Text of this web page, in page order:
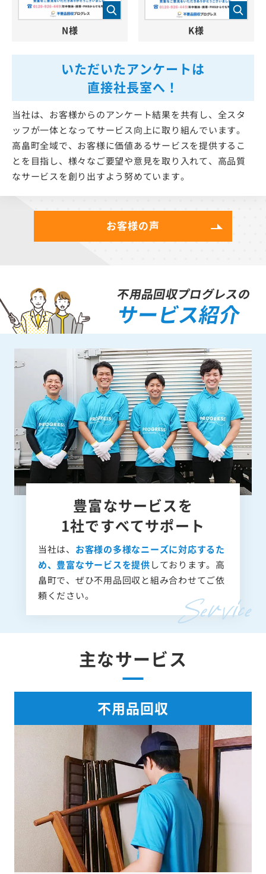
いただいたアンケートは
直接社長室へ！
当社は、お客様からのアンケート結果を共有し、全スタ
ッフが一体となってサービス向上に取り組んでいます。
高畠町全域で、お客様に価値あるサービスを提供するこ
とを目指し、様々なご要望や意見を取り入れて、高品質
なサービスを創り出すよう努めています。
N様 K様
お客様の声
不用品回収プログレスの
サービス紹介
豊富なサービスを
1社ですべてサポート
当社は、 お客様の多様なニーズに対応するた
め、豊富なサービスを提供しております。高
畠町で、ぜひ不用品回収と組み合わせてご依
頼ください。
主なサービス
不用品回収